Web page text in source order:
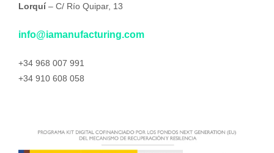
Lorquí– C/ Río Quipar, 13
info@iamanufacturing.com
+34 968 007 991
+34 910 608 058